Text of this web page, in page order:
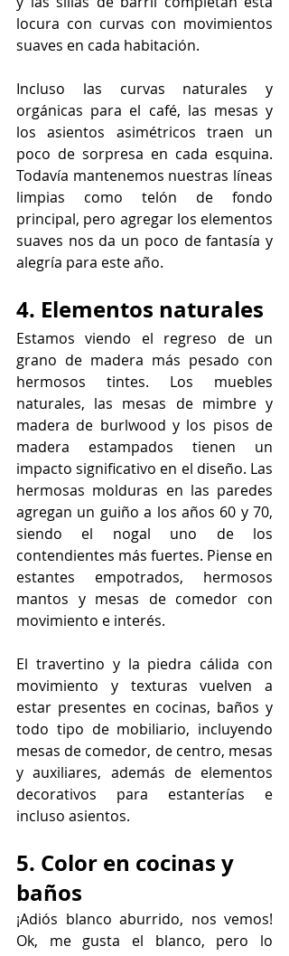
locura con curvas con movimientos
suaves en cada habitación.
Incluso las curvas naturales y
orgánicas para el café, las mesas y
los asientos asimétricos traen un
poco de sorpresa en cada esquina.
Todavía mantenemos nuestras líneas
limpias como telón de fondo
principal, pero agregar los elementos
suaves nos da un poco de fantasía y
alegría para este año.
4. Elementos naturales
Estamos viendo el regreso de un
grano de madera más pesado con
hermosos tintes. Los muebles
naturales, las mesas de mimbre y
madera de burlwood y los pisos de
madera estampados tienen un
impacto significativo en el diseño. Las
hermosas molduras en las paredes
agregan un guiño a los años 60 y 70,
siendo el nogal uno de los
contendientes más fuertes. Piense en
estantes empotrados, hermosos
mantos y mesas de comedor con
movimiento e interés.
El travertino y la piedra cálida con
movimiento y texturas vuelven a
estar presentes en cocinas, baños y
todo tipo de mobiliario, incluyendo
mesas de comedor, de centro, mesas
y auxiliares, además de elementos
decorativos para estanterías e
incluso asientos.
5. Color en cocinas y
baños
¡Adiós blanco aburrido, nos vemos!
Ok, me gusta el blanco, pero lo